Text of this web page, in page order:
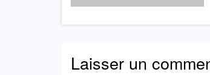
Laisser un